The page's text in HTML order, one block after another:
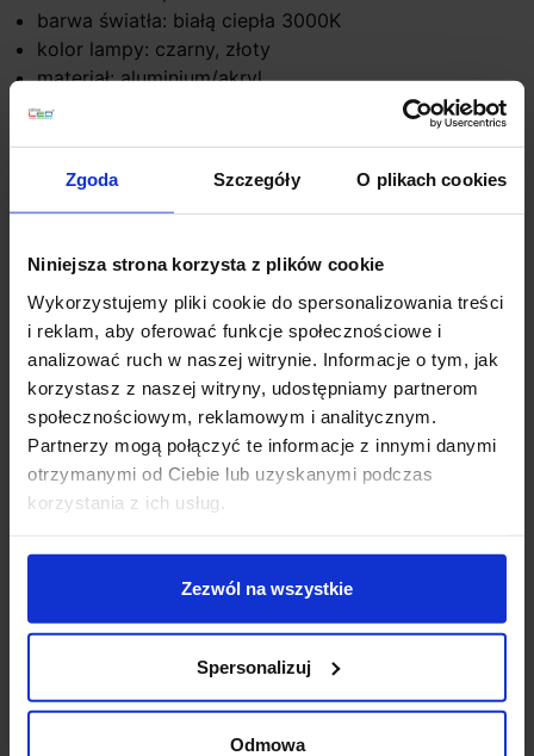
Zgoda Szczegóły O plikach cookies
Niniejsza strona korzysta z plików cookie
Wykorzystujemy pliki cookie do spersonalizowania treści
i reklam, aby oferować funkcje społecznościowe i
analizować ruch w naszej witrynie. Informacje o tym, jak
korzystasz z naszej witryny, udostępniamy partnerom
społecznościowym, reklamowym i analitycznym.
Partnerzy mogą połączyć te informacje z innymi danymi
otrzymanymi od Ciebie lub uzyskanymi podczas
korzystania z ich usług.
Zezwól na wszystkie
Spersonalizuj
Odmowa
barwa światła: białą ciepła 3000K
kolor lampy: czarny, złoty
materiał: aluminium/akryl
IP: 20
Szczegóły produktu
LUCES MONTE LE41691
LUCES MONTE
LED
526,00 zł